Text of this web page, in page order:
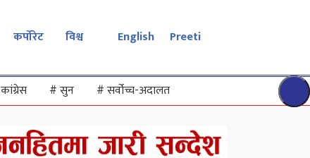
कर्पोरेट विश्व English Preeti
कांग्रेस #सुन #सर्वोच्च-अदालत